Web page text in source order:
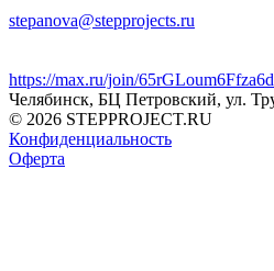
stepanova@stepprojects.ru
https://max.ru/join/
Челябинск, БЦ Петровский, ул.
© 2026 STEPPROJECT.RU
Конфиденциальность
Оферта